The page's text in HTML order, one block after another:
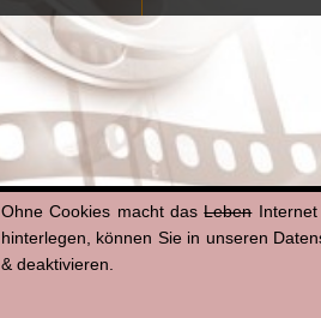
Ohne Cookies macht dasLebenInternet
hinterlegen, können Sie in unseren
& deaktivieren.